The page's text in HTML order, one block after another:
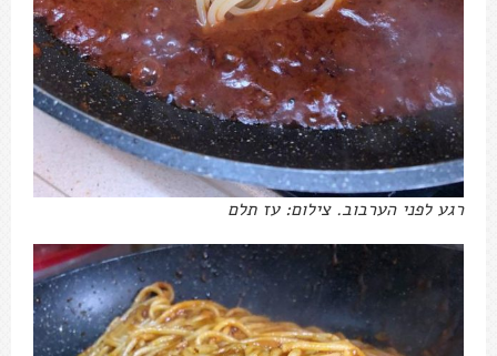
רגע לפני הערבוב. צילום: עז תלם